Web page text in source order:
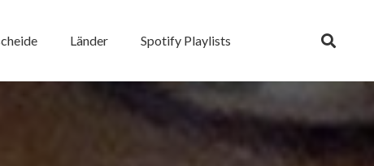
Länder Spotify Playlists